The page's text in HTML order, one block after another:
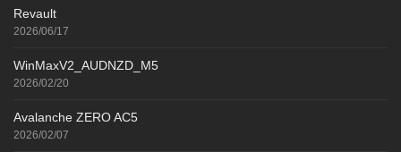
Revault
2026/06/17
WinMaxV2_AUDNZD_M5
2026/02/20
Avalanche ZERO AC5
2026/02/07